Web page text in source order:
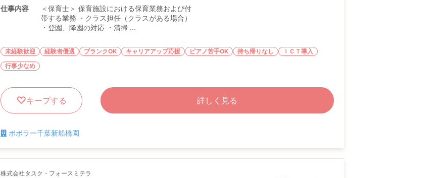
仕事内容
＜保育士＞ 保育施設における保育業務および付
帯する業務 ・クラス担任（クラスがある場合）
・登園、降園の対応 ・清掃 ...
未経験歓迎 経験者優遇 ブランクOK キャリアアップ応援 ピアノ苦手OK 持ち帰りなし
ＩＣＴ導入
行事少なめ
キープする 詳しく見る
ポポラー千葉新船橋園
株式会社タスク・フォースミテラ